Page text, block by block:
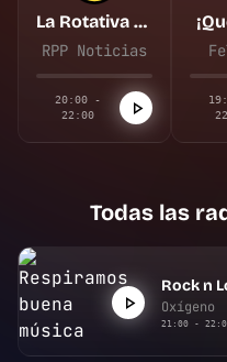
La Rotativa del Aire | Edición Noche
RPP Noticias
20:00 -
22:00
Todas las
Rock n
Oxígeno
21:00 -